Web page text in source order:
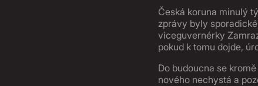
Česká koruna minulý
zprávy byly
viceguvernérky
pokud k tomu dojde,
Do budoucna se
nového nechystá a